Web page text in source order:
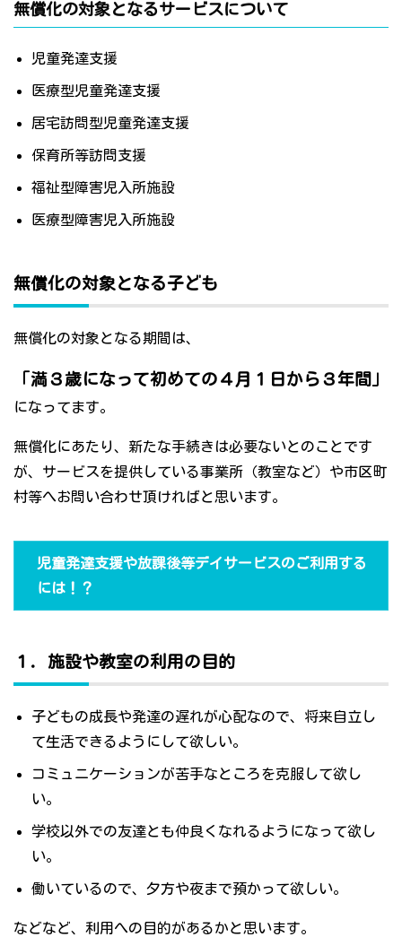
無償化の対象となるサービスについて
児童発達支援
医療型児童発達支援
居宅訪問型児童発達支援
保育所等訪問支援
福祉型障害児入所施設
医療型障害児入所施設
無償化の対象となる子ども
無償化の対象となる期間は、
「満３歳になって初めての４月１日から３年間」
になってます。
無償化にあたり、新たな手続きは必要ないとのことです
が、サービスを提供している事業所（教室など）や市区町
村等へお問い合わせ頂ければと思います。
児童発達支援や放課後等デイサービスのご利用する
には！？
１．施設や教室の利用の目的
子どもの成長や発達の遅れが心配なので、将来自立し
て生活できるようにして欲しい。
コミュニケーションが苦手なところを克服して欲し
い。
学校以外での友達とも仲良くなれるようになって欲し
い。
働いているので、夕方や夜まで預かって欲しい。
などなど、利用への目的があるかと思います。